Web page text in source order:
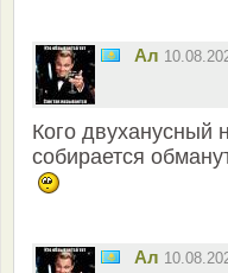
Ал
Кого двуханусный
собирается
Ал